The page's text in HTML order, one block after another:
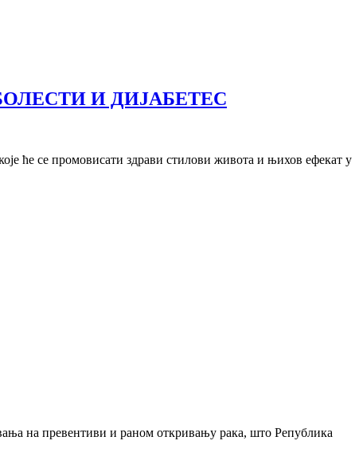
И ДИЈАБЕТЕС
ће се промовисати здрави стилови живота и њихов ефекат у
на превентиви и раном откривању рака, што Република